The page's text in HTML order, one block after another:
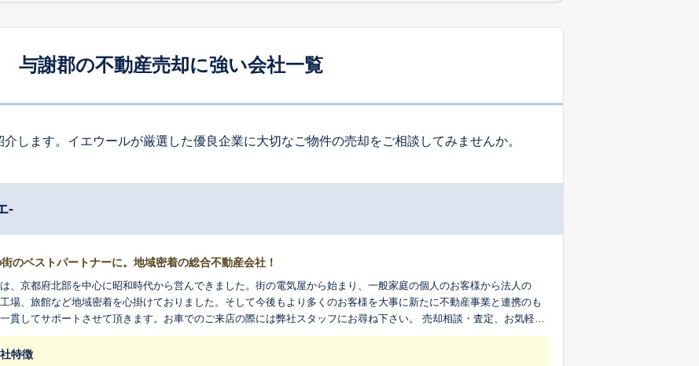
与謝郡の不動産売却に強い会社一覧
します。イエウールが厳選した優良企業に大切なご物件の売却をご相談してみませんか。
-
のベストパートナーに。地域密着の総合不動産会社！
、京都府北部を中心に昭和時代から営んできました。街の電気屋から始まり、一般家庭の個人のお客様から法人の
場、旅館など地域密着を心掛けておりました。そして今後もより多くのお客様を大事に新たに不動産事業と連携のも
貫してサポートさせて頂きます。お車でのご来店の際には弊社スタッフにお尋ね下さい。 売却相談・査定、お気軽に
のメール・電話お待ちしております。
特徴